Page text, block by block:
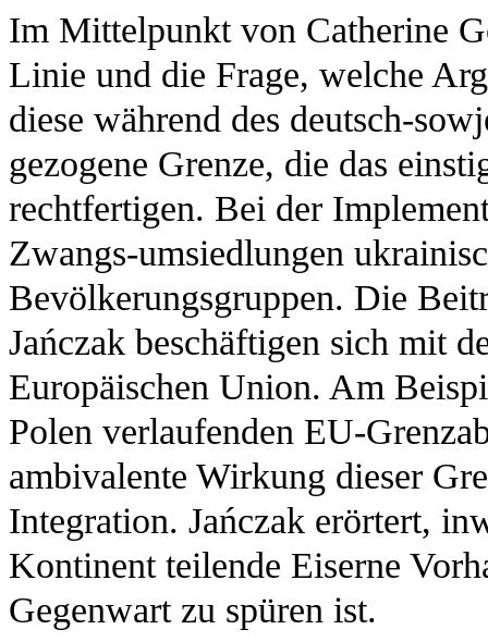
Im Mittelpunkt von Catherine
Linie und die Frage, welche
diese während des deutsch-
gezogene Grenze, die das
rechtfertigen. Bei der
Zwangs-umsiedlungen
Bevölkerungsgruppen. Die
Jańczak beschäftigen sich mit
Europäischen Union. Am
Polen verlaufenden EU-
ambivalente Wirkung dieser
Integration. Jańczak erörtert,
Kontinent teilende Eiserne
Gegenwart zu spüren ist.